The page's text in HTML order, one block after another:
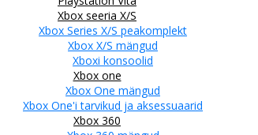
Xbox seeria X/S
Xbox Series X/S peakomplekt
Xbox X/S mängud
Xboxi konsoolid
Xbox one
Xbox One mängud
Xbox One'i tarvikud ja aksessuaarid
Xbox 360